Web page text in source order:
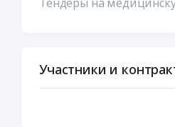
Участники и